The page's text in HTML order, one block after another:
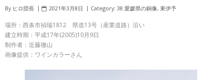
By ヒロ団長 2021年3月8日 Category: 38.愛媛県の銅像, 東伊予
場所：西条市禎瑞1812 県道13号（産業道路）沿い
建立時期：平成17年(2005)10月9日
制作者：近藤徹山
画像提供：ワインカラーさん